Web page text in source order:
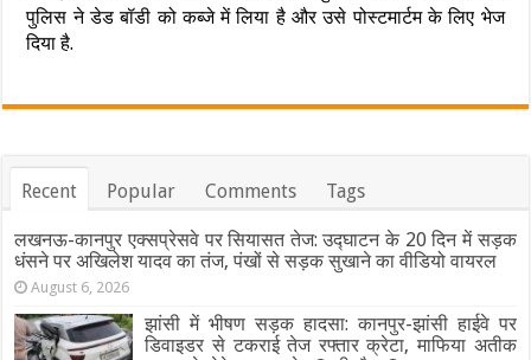
पुलिस ने डेड बॉडी को कब्जे में लिया है और उसे पोस्टमार्टम के लिए भेज
दिया है.
Recent Popular Comments Tags
लखनऊ-कानपुर एक्सप्रेसवे पर सियासत तेज: उद्घाटन के 20 दिन में सड़क
धंसने पर अखिलेश यादव का तंज, पंखों से सड़क सुखाने का वीडियो वायरल
August 6, 2026
झांसी में भीषण सड़क हादसा: कानपुर-झांसी हाईवे पर
डिवाइडर से टकराई तेज रफ्तार क्रेटा, माफिया अतीक